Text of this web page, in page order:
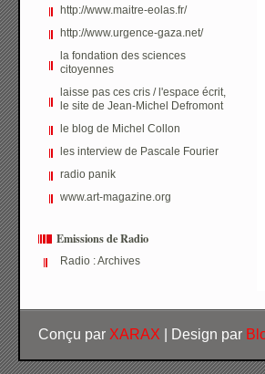
http://www.maitre-eolas.fr/
http://www.urgence-gaza.net/
la fondation des sciences
citoyennes
laisse pas ces cris / l'espace écrit,
le site de Jean-Michel Defromont
le blog de Michel Collon
les interview de Pascale Fourier
radio panik
www.art-magazine.org
Emissions de Radio
Radio : Archives
Conçu par XARAX | Design par